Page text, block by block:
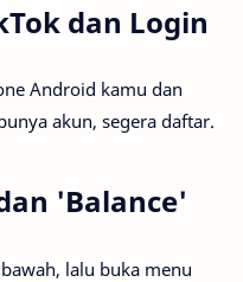
dan Login
Android kamu dan
akun, segera daftar.
'Balance'
lalu buka menu